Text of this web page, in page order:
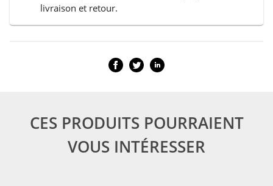
livraison et retour.
CES PRODUITS POURRAIENT
VOUS INTÉRESSER